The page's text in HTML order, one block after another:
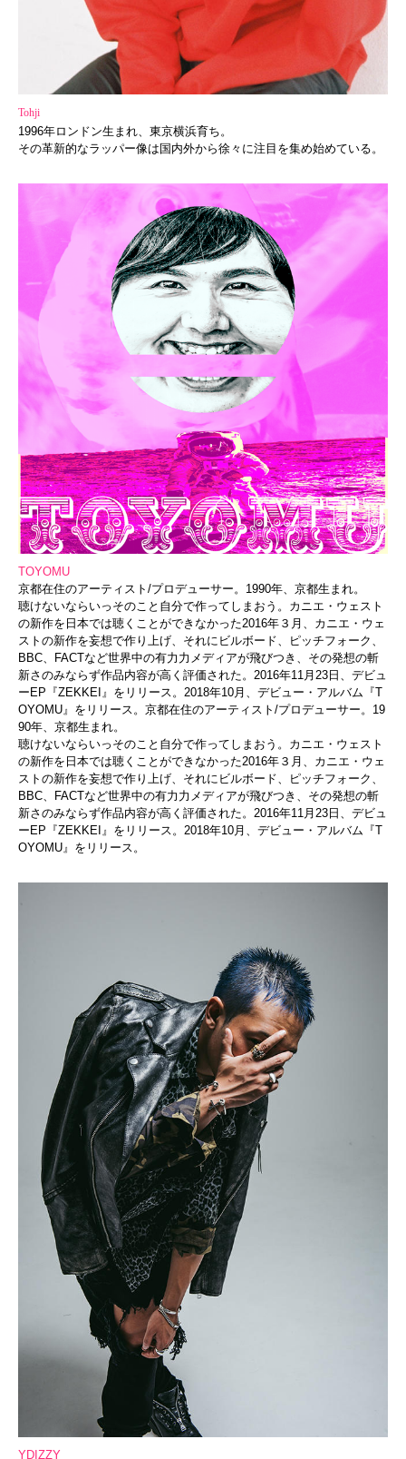
Tohji
1996年ロンドン生まれ、東京横浜育ち。
その革新的なラッパー像は国内外から徐々に注目を集め始めている 。
TOYOMU
京都在住のアーティスト/プロデューサー。1990年、 京都生まれ。
聴けないならいっそのこと自分で作ってしまおう。カニエ・ ウェスト
の新作を日本では聴くことができなかった2016年３月
、カニエ・ウェ
ストの新作を妄想で作り上げ、それにビルボード、
ピッチフォーク、
BBC、
FACTなど世界中の有力力メディアが飛びつき、 その発想の斬
新さのみならず作品内容が高く評価された。 2016年11月23日、デビュ
ーEP『ZEKKEI』 をリリース。2018年10月、デビュー・アルバム『T
OYOMU』をリリース。 京都在住のアーティスト/プロデューサー。19
90年、 京都生まれ。
聴けないならいっそのこと自分で作ってしまおう。カニエ・ ウェスト
の新作を日本では聴くことができなかった2016年３月
、カニエ・ウェ
ストの新作を妄想で作り上げ、それにビルボード、
ピッチフォーク、
BBC、
FACTなど世界中の有力力メディアが飛びつき、 その発想の斬
新さのみならず作品内容が高く評価された。 2016年11月23日、デビュ
ーEP『ZEKKEI』 をリリース。2018年10月、デビュー・アルバム『T
OYOMU』をリリース。
YDIZZY